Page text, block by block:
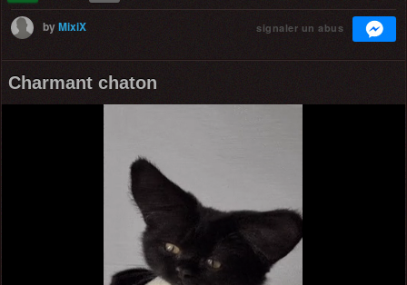
byMixiX signaler un abus
Charmant chaton